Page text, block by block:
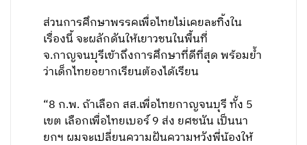
ส่วนการศึกษาพรรคเพื่อไทยไม่เคยละทิ้งใน
เรื่องนี้ จะผลักดันให้เยาวชนในพื้นที่
จ.กาญจนบุรีเข้าถึงการศึกษาที่ดีที่สุด พร้อมย้ำ
ว่าเด็กไทยอยากเรียนต้องได้เรียน
“8 ก.พ. ถ้าเลือก สส.เพื่อไทยกาญจนบุรี ทั้ง 5
เขต เลือกเพื่อไทยเบอร์ 9 ส่ง ยศชนัน เป็นนา
ยกฯ ผมจะเปลี่ยนความฝันความหวังพี่น้องให้